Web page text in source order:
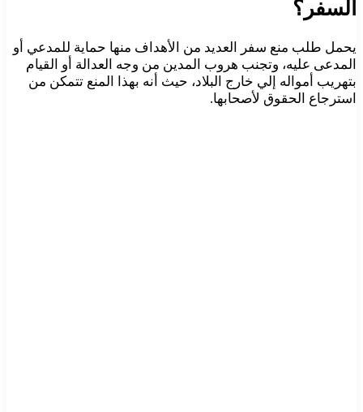
السفر؟
يحمل طلب منع سفر العديد من الأهداف منها حماية للمدعي أو
المدعى عليه، وتجنب هروب المدين من وجه العدالة أو القيام
بتهريب أمواله إلي خارج البلاد، حيث أنه بهذا المنع تتمكن من
استرجاع الحقوق لأصحابها.